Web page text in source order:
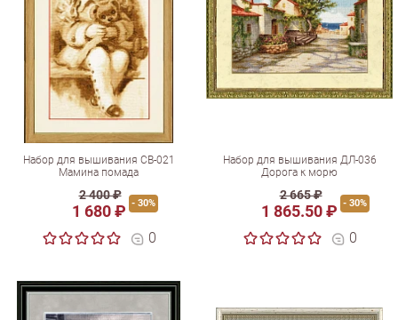
Набор для вышивания СВ-021
Мамина помада
2 400 ₽
1 680 ₽ - 30%
0
Набор для вышивания ДЛ-036
Дорога к морю
2 665 ₽
1 865.50 ₽ - 30%
0